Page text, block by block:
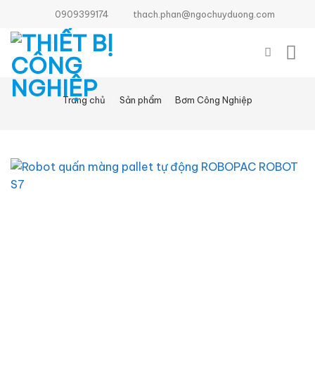
nội
dung
0909399174 thach.phan@ngochuyduong.com
Trang chủ Sản phẩm Bơm Công Nghiệp